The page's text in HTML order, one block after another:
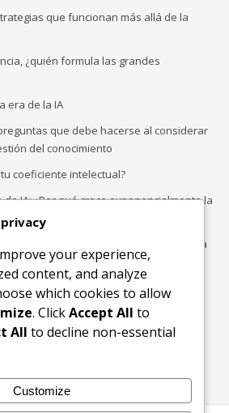
que funcionan más allá de la
¿quién formula las grandes
era de la IA
que debe hacerse al considerar
del conocimiento
coeficiente intelectual?
IA: ¿Por qué crece exponencialmente la
marketing se crearon para los canales. La
Buscar
your experience,
content, and analyze
which cookies to allow
. ClickAccept All to
All to decline non-essential
Customize